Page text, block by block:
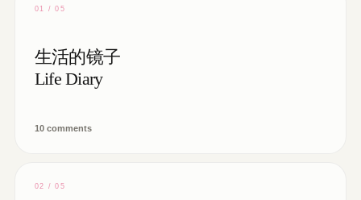
01 / 05
生活的镜子
Life Diary
10 comments
02 / 05